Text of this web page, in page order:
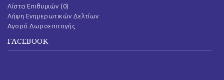
Λίστα Επιθυμιών (0)
Λήψη Ενημερωτικών Δελτίων
Αγορά Δωροεπιταγής
FACEBOOK